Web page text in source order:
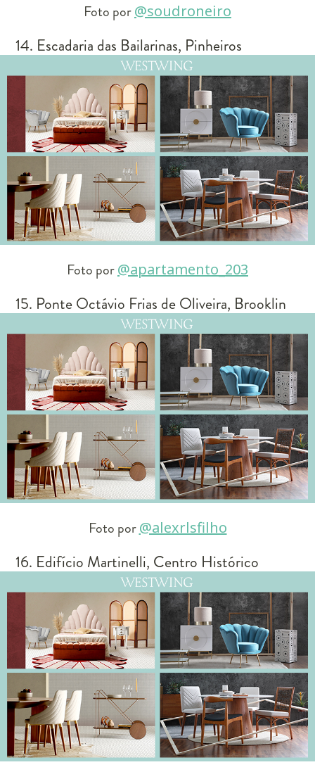
Foto por@soudroneiro
14. Escadaria das Bailarinas, Pinheiros
Foto por@apartamento_203
15. Ponte Octávio Frias de Oliveira, Brooklin
Foto por@alexrlsfilho
16. Edifício Martinelli, Centro Histórico